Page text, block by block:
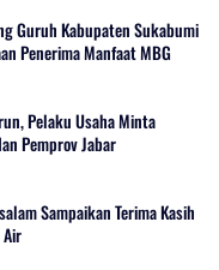
Guruh Kabupaten Sukabumi
Penerima Manfaat MBG
Pelaku Usaha Minta
Pemprov Jabar
Sampaikan Terima Kasih